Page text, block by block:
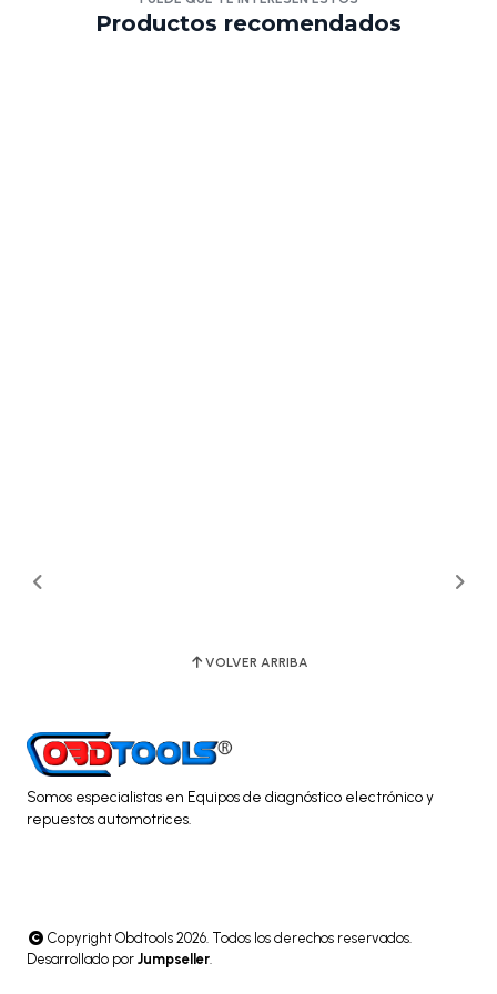
Productos recomendados
VOLVER ARRIBA
Somos especialistas en Equipos de diagnóstico electrónico y
repuestos automotrices.
Copyright Obdtools 2026. Todos los derechos reservados.
Desarrollado por Jumpseller